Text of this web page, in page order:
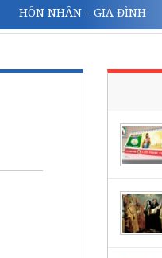
HÔN NHÂN – GIA ĐÌNH